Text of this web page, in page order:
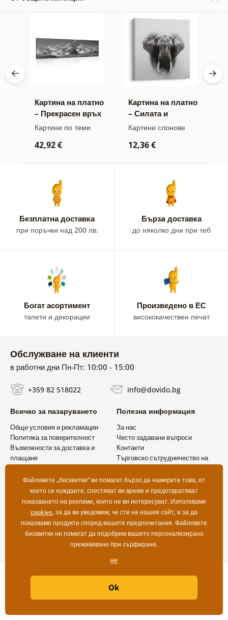
Картина на платно
– Прекрасен връх
на планина в
Картини по теми
42,92 €
Картина на платно
– Силата и
спокойствието на
Картини слонове
12,36 €
Безплатна доставка
при поръчки над 200 лв.
Бързa доставка
до няколко дни при теб
Богат асортимент
тапети и декорации
Произведено в ЕС
висококачествен печат
Обслужване на клиенти
в работни дни Пн-Пт: 10:00 - 15:00
+359 82 518022 info@dovido.bg
Всичко за пазаруването
Общи условия и рекламации
Политика за поверителност
Възможности за доставка и
плащане
Полезна информация
За нас
Често задавани въпроси
Контакти
Търговско сътрудничество на
Copyright ©2019 © Dovido.bg.
| Онлайн магазинът е създаден от
Файловете „бисквитки“ ви помагат бързо да намерите това, от
което се нуждаете, спестяват ви време и предотвратяват
показването на реклами, които не ви интересуват. Използваме
cookies, за да ви уведомим, че сте на нашия сайт, и за да
показваме продукти според вашите предпочитания. Файловете
бисквитки ни помагат да подобрим вашето персонализирано
преживяване при сърфиране.
не
Ok